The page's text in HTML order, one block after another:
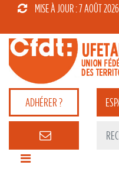
MISE À JOUR : 7 AOÛT 2026
ADHÉRER ?